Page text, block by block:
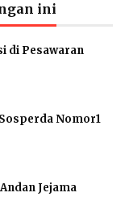
ini
di Pesawaran
Nomor1
Jejama